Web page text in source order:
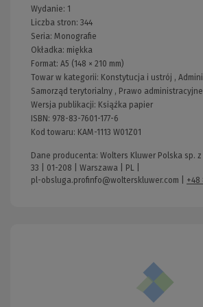
Wydanie: 1
Liczba stron: 344
Seria: Monografie
Okładka: miękka
Format: A5 (148 × 210 mm)
Towar w kategorii: Konstytucja i ustrój ,
Samorząd terytorialny , Prawo administracyjne
Wersja publikacji: Książka papier
ISBN: 978-83-7601-177-6
Kod towaru: KAM-1113 W01Z01
Dane producenta: Wolters Kluwer Polska sp.
33 | 01-208 | Warszawa | PL |
pl-obsluga.profinfo@wolterskluwer.com
+48